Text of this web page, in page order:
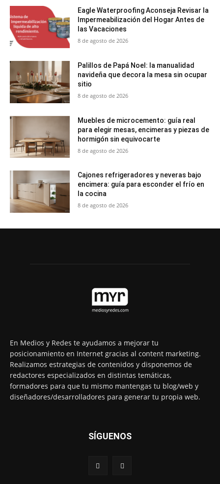
Eagle Waterproofing Aconseja Revisar la
Impermeabilización del Hogar Antes de
las Vacaciones
8 de agosto de 2026
Palillos de Papá Noel: la manualidad
navideña que decora la mesa sin ocupar
sitio
8 de agosto de 2026
Muebles de microcemento: guía real
para elegir mesas, encimeras y piezas de
hormigón sin equivocarte
8 de agosto de 2026
Cajones refrigeradores y neveras bajo
encimera: guía para esconder el frío en
la cocina
8 de agosto de 2026
En Medios y Redes te ayudamos a mejorar tu
posicionamiento en Internet gracias al content marketing.
Realizamos estrategias de contenidos y disponemos de
redactores especializados en distintas temáticas,
formadores para que tu mismo mantengas tu blog/web y
diseñadores/desarrolladores para generar tu propia web.
SÍGUENOS